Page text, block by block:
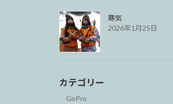
寒気
2026年1月25日
カテゴリー
GoPro